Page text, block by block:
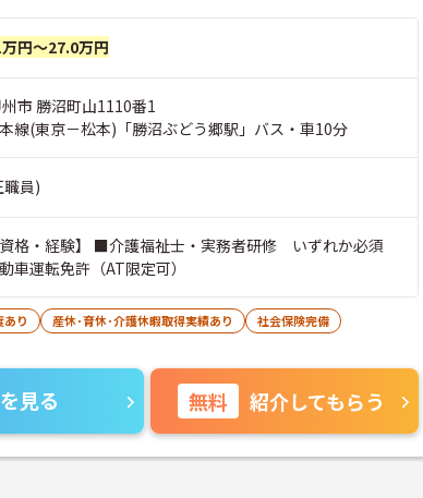
円～27.0万円
市 勝沼町山1110番1
線(東京－松本)「勝沼ぶどう郷駅」バス・車10分
員)
資格・経験】 ■介護福祉士・実務者研修 いずれか必須
車運転免許（AT限定可）
り 産休･育休･介護休暇取得実績あり
社会保険完備
見る 無料 紹介してもらう